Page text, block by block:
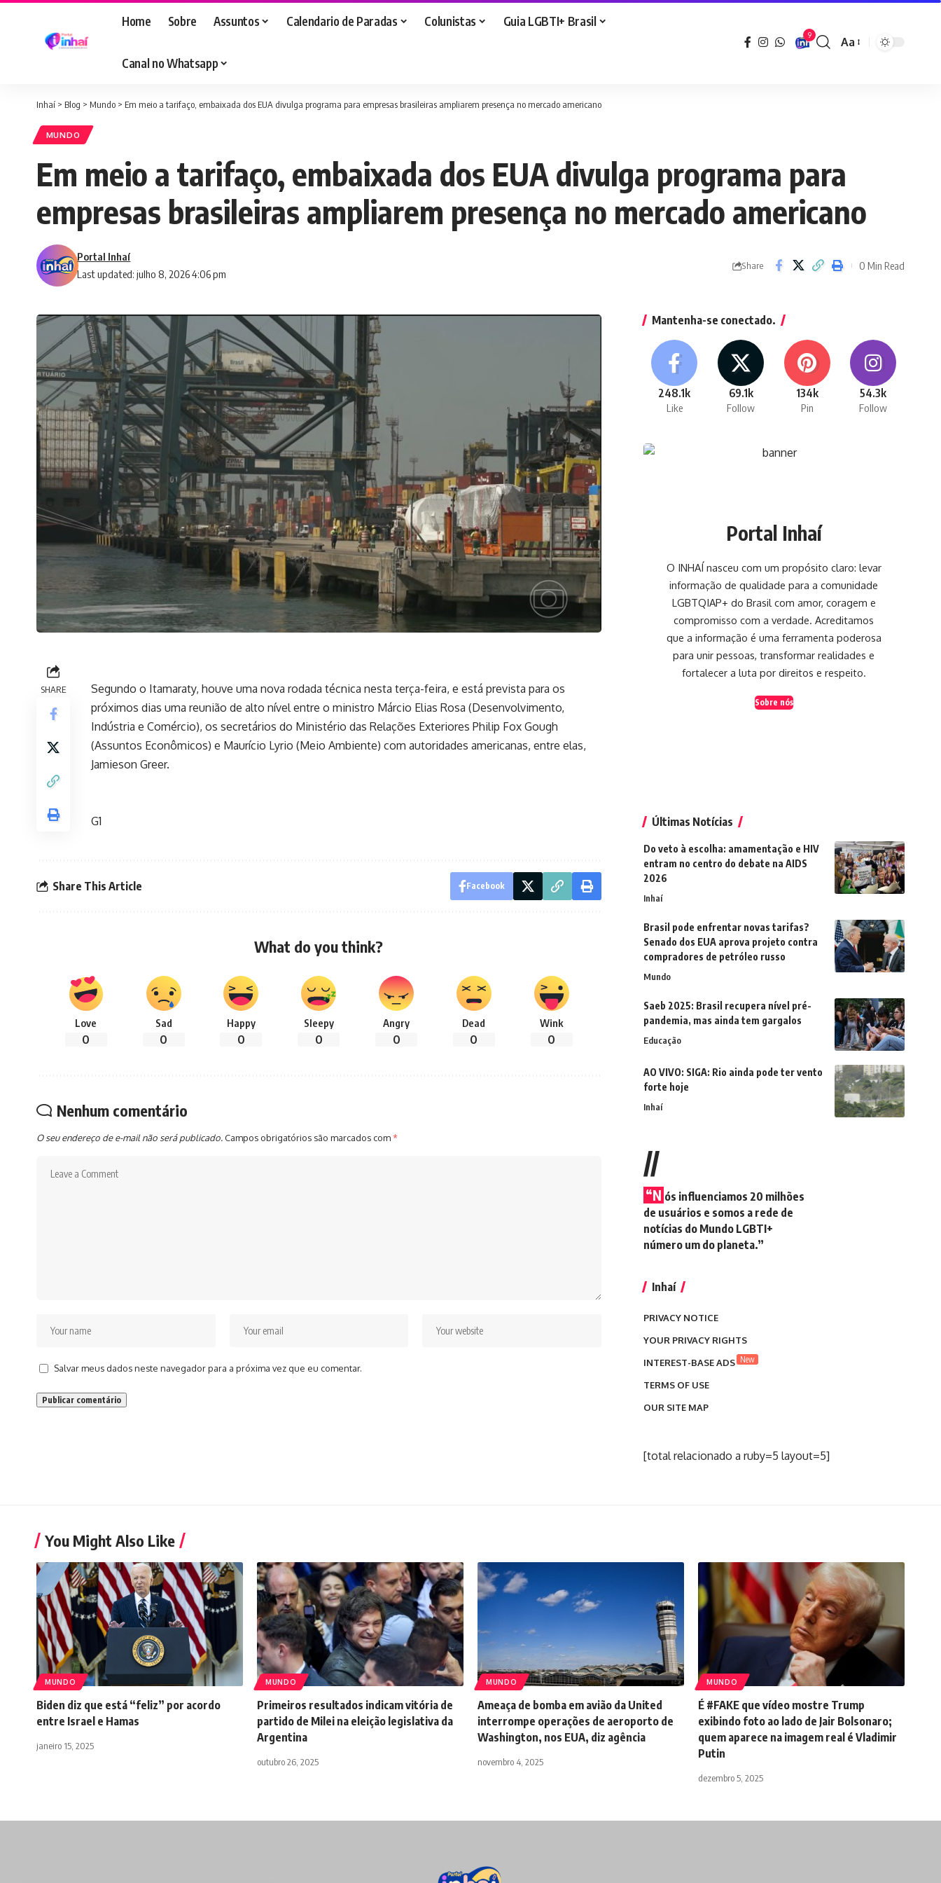
Home Sobre Assuntos Calendario de Paradas Colunistas Guia LGBTI+ Brasil
Canal no Whatsapp
9
Font
Aa
Inhaí > Blog > Mundo > Em meio a tarifaço, embaixada dos EUA divulga programa para empresas brasileiras ampliarem presença no mercado americano
MUNDO
Em meio a tarifaço, embaixada dos EUA divulga programa para
empresas brasileiras ampliarem presença no mercado americano
Last updated: julho 8, 2026 4:06 pm
Portal Inhaí
Share 0 Min Read
SHARE
Segundo o Itamaraty, houve uma nova rodada técnica nesta terça-feira, e está prevista para os
próximos dias uma reunião de alto nível entre o ministro Márcio Elias Rosa (Desenvolvimento,
Indústria e Comércio), os secretários do Ministério das Relações Exteriores Philip Fox Gough
(Assuntos Econômicos) e Maurício Lyrio (Meio Ambiente) com autoridades americanas, entre elas,
Jamieson Greer.
G1
Share This Article Facebook
What do you think?
Love
0
Sad
0
Happy
0
Sleepy
0
Angry
0
Dead
0
Wink
0
Nenhum comentário
O seu endereço de e-mail não será publicado. Campos obrigatórios são marcados com*
Salvar meus dados neste navegador para a próxima vez que eu comentar.
Mantenha-se conectado.
248.1k
Like
69.1k
Follow
134k
Pin
54.3k
Follow
Portal Inhaí
O INHAÍ nasceu com um propósito claro: levar
informação de qualidade para a comunidade
LGBTQIAP+ do Brasil com amor, coragem e
compromisso com a verdade. Acreditamos
que a informação é uma ferramenta poderosa
para unir pessoas, transformar realidades e
fortalecer a luta por direitos e respeito.
Sobre nós
Últimas Notícias
Do veto à escolha: amamentação e HIV
entram no centro do debate na AIDS
2026
Inhaí
Brasil pode enfrentar novas tarifas?
Senado dos EUA aprova projeto contra
compradores de petróleo russo
Mundo
Saeb 2025: Brasil recupera nível pré-
pandemia, mas ainda tem gargalos
Educação
AO VIVO: SIGA: Rio ainda pode ter vento
forte hoje
Inhaí
//
“N ós influenciamos 20 milhões
de usuários e somos a rede de
notícias do Mundo LGBTI+
número um do planeta.”
Inhaí
PRIVACY NOTICE
YOUR PRIVACY RIGHTS
INTEREST-BASE ADS New
TERMS OF USE
OUR SITE MAP
[total relacionado a ruby=5 layout=5]
You Might Also Like
MUNDO
Biden diz que está “feliz” por acordo
entre Israel e Hamas
janeiro 15, 2025
MUNDO
Primeiros resultados indicam vitória de
partido de Milei na eleição legislativa da
Argentina
outubro 26, 2025
MUNDO
Ameaça de bomba em avião da United
interrompe operações de aeroporto de
Washington, nos EUA, diz agência
novembro 4, 2025
MUNDO
É #FAKE que vídeo mostre Trump
exibindo foto ao lado de Jair Bolsonaro;
quem aparece na imagem real é Vladimir
Putin
dezembro 5, 2025